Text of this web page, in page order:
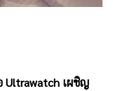
Ultrawatch เผชิญ